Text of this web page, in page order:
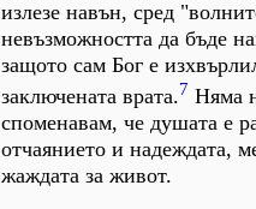
излезе навън, сред
невъзможността да бъде
защото сам Бог е
заключената врата.7 Няма
споменавам, че душата е
отчаянието и надеждата,
жаждата за живот.